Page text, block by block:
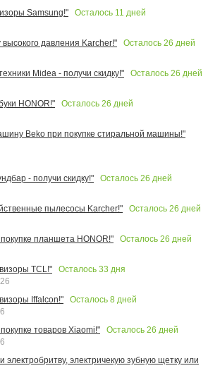
Samsung!"
Осталось 11 дней
давления Karcher!"
Осталось 26 дней
Midea - получи скидку!"
Осталось 26 дней
HONOR!"
Осталось 26 дней
Beko при покупке стиральной машины!"
- получи скидку!"
Осталось 26 дней
пылесосы Karcher!"
Осталось 26 дней
планшета HONOR!"
Осталось 26 дней
TCL!"
Осталось 33 дня
Iffalcon!"
Осталось 8 дней
товаров Xiaomi!"
Осталось 26 дней
электробритву, электричекую зубную щетку или